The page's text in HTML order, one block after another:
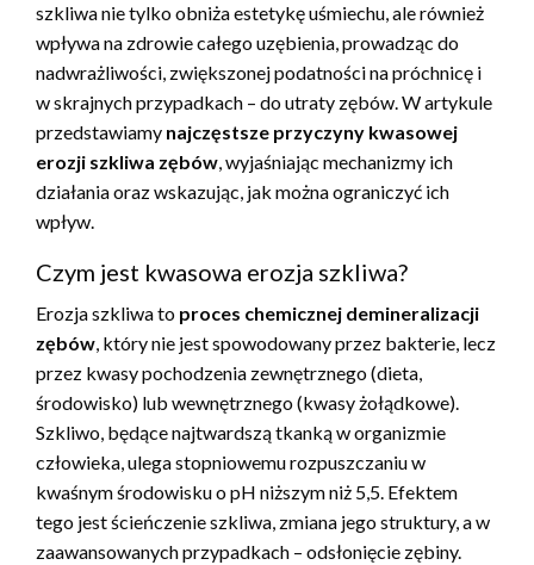
szkliwa nie tylko obniża estetykę uśmiechu, ale również
wpływa na zdrowie całego uzębienia, prowadząc do
nadwrażliwości, zwiększonej podatności na próchnicę i
w skrajnych przypadkach – do utraty zębów. W artykule
przedstawiamy najczęstsze przyczyny kwasowej
erozji szkliwa zębów, wyjaśniając mechanizmy ich
działania oraz wskazując, jak można ograniczyć ich
wpływ.
Czym jest kwasowa erozja szkliwa?
Erozja szkliwa to proces chemicznej demineralizacji
zębów, który nie jest spowodowany przez bakterie, lecz
przez kwasy pochodzenia zewnętrznego (dieta,
środowisko) lub wewnętrznego (kwasy żołądkowe).
Szkliwo, będące najtwardszą tkanką w organizmie
człowieka, ulega stopniowemu rozpuszczaniu w
kwaśnym środowisku o pH niższym niż 5,5. Efektem
tego jest ścieńczenie szkliwa, zmiana jego struktury, a w
zaawansowanych przypadkach – odsłonięcie zębiny.